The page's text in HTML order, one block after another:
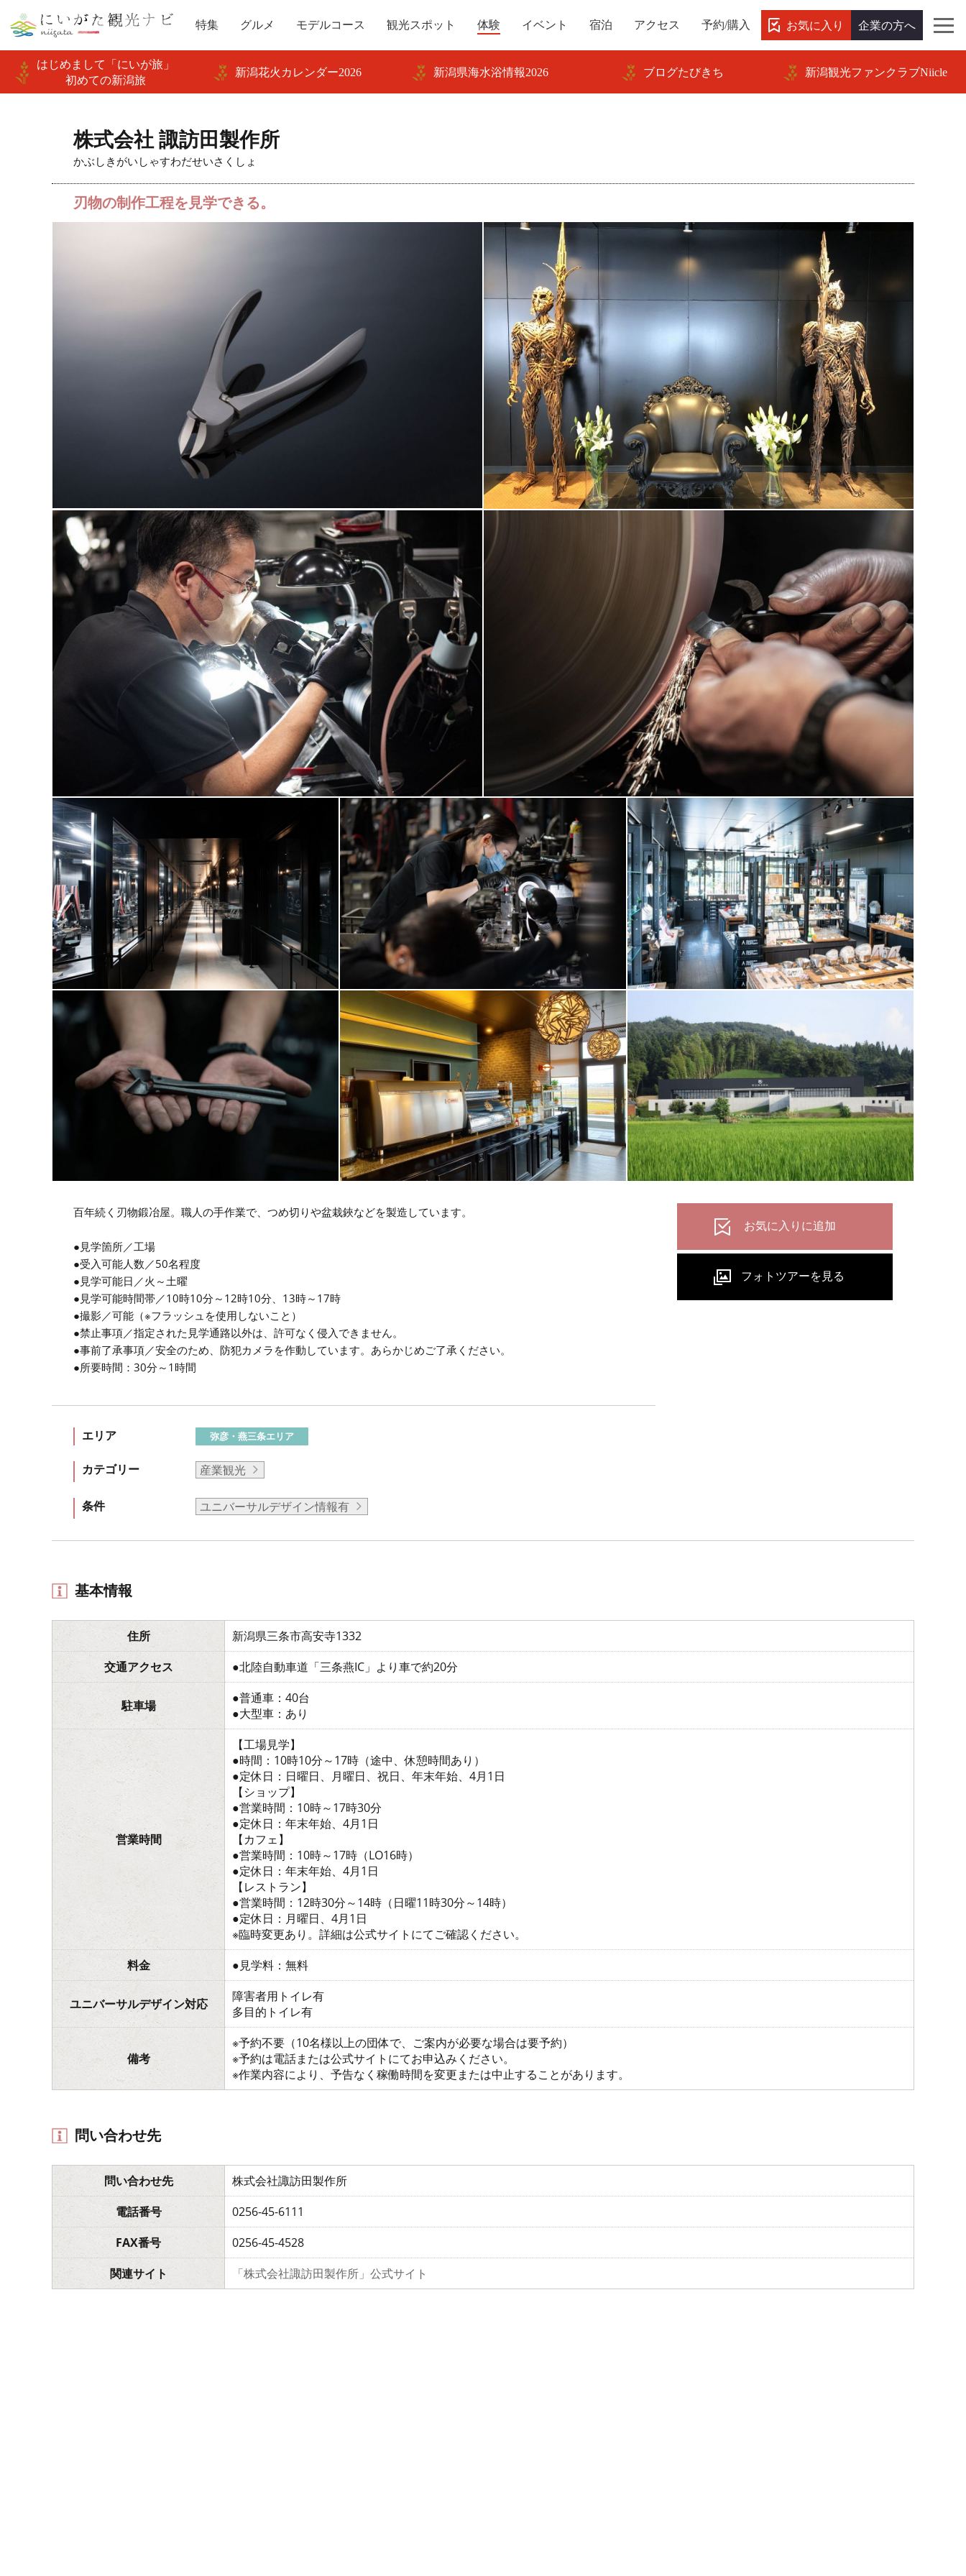
特集 グルメ モデルコース 観光スポット 体験 イベント 宿泊 アクセス 予約/購入 お気に入り 企業の方へ
はじめまして「にいが旅」
初めての新潟旅
新潟花火カレンダー2026 新潟県海水浴情報2026 ブログたびきち 新潟観光ファンクラブNiicle
株式会社 諏訪田製作所
かぶしきがいしゃすわだせいさくしょ
刃物の制作工程を見学できる。
百年続く刃物鍛冶屋。職人の手作業で、つめ切りや盆栽鋏などを製造しています。
●見学箇所／工場
●受入可能人数／50名程度
●見学可能日／火～土曜
●見学可能時間帯／10時10分～12時10分、13時～17時
●撮影／可能（※フラッシュを使用しないこと）
●禁止事項／指定された見学通路以外は、許可なく侵入できません。
●事前了承事項／安全のため、防犯カメラを作動しています。あらかじめご了承ください。
●所要時間：30分～1時間
エリア 弥彦・燕三条エリア
カテゴリー 産業観光
条件 ユニバーサルデザイン情報有
基本情報
住所
新潟県三条市高安寺1332
交通アクセス
●北陸自動車道「三条燕IC」より車で約20分
駐車場
●普通車：40台
●大型車：あり
営業時間
【工場見学】
●時間：10時10分～17時（途中、休憩時間あり）
●定休日：日曜日、月曜日、祝日、年末年始、4月1日
【ショップ】
●営業時間：10時～17時30分
●定休日：年末年始、4月1日
【カフェ】
●営業時間：10時～17時（LO16時）
●定休日：年末年始、4月1日
【レストラン】
●営業時間：12時30分～14時（日曜11時30分～14時）
●定休日：月曜日、4月1日
※臨時変更あり。詳細は公式サイトにてご確認ください。
料金
●見学料：無料
ユニバーサルデザイン対応
障害者用トイレ有
多目的トイレ有
備考
※予約不要（10名様以上の団体で、ご案内が必要な場合は要予約）
※予約は電話または公式サイトにてお申込みください。
※作業内容により、予告なく稼働時間を変更または中止することがあります。
問い合わせ先
問い合わせ先
株式会社諏訪田製作所
電話番号
0256-45-6111
FAX番号
0256-45-4528
関連サイト
「株式会社諏訪田製作所」公式サイト